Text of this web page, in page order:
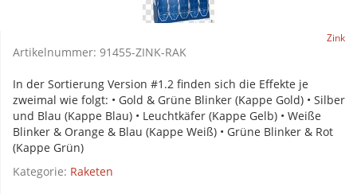
Zink
Artikelnummer: 91455-ZINK-RAK
In der Sortierung Version #1.2 finden sich die Effekte je
zweimal wie folgt: • Gold & Grüne Blinker (Kappe Gold) • Silber
und Blau (Kappe Blau) • Leuchtkäfer (Kappe Gelb) • Weiße
Blinker & Orange & Blau (Kappe Weiß) • Grüne Blinker & Rot
(Kappe Grün)
Kategorie: Raketen